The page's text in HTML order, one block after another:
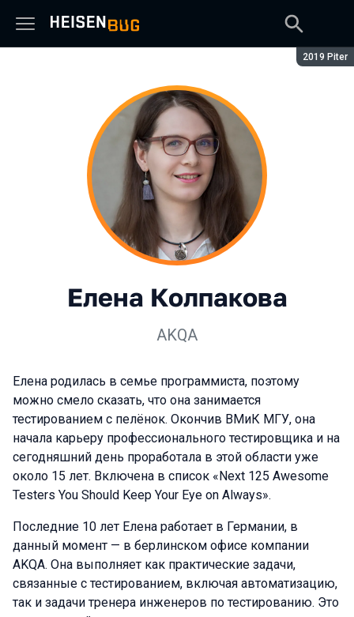
Сезон:
2019 Piter
Елена Колпакова
AKQA
Елена родилась в семье программиста, поэтому
можно смело сказать, что она занимается
тестированием с пелёнок. Окончив ВМиК МГУ, она
начала карьеру профессионального тестировщика и на
сегодняшний день проработала в этой области уже
около 15 лет. Включена в список «Next 125 Awesome
Testers You Should Keep Your Eye on Always».
Последние 10 лет Елена работает в Германии, в
данный момент — в берлинском офисе компании
AKQA. Она выполняет как практические задачи,
связанные с тестированием, включая автоматизацию,
так и задачи тренера инженеров по тестированию. Это